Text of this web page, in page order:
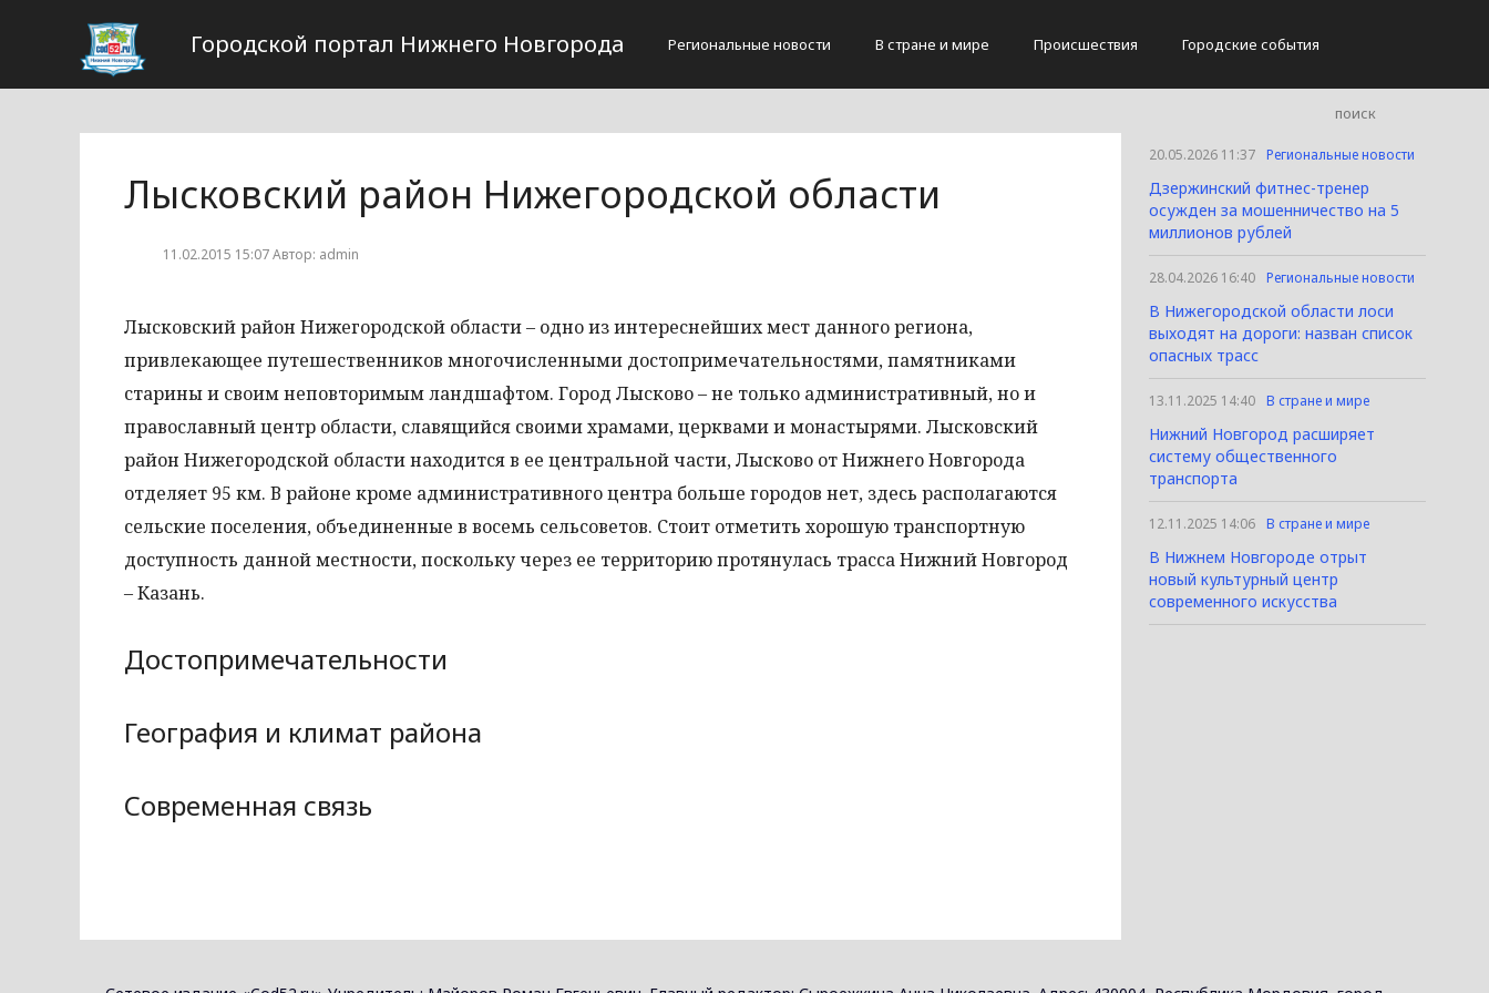
Городской портал Нижнего Новгорода Региональные новости В стране и мире Происшествия Городские события
Лысковский район Нижегородской области
11.02.2015 15:07 Автор: admin
Лысковский район Нижегородской области – одно из интереснейших мест данного региона,
привлекающее путешественников многочисленными достопримечательностями, памятниками
старины и своим неповторимым ландшафтом. Город Лысково – не только административный, но и
православный центр области, славящийся своими храмами, церквами и монастырями. Лысковский
район Нижегородской области находится в ее центральной части, Лысково от Нижнего Новгорода
отделяет 95 км. В районе кроме административного центра больше городов нет, здесь располагаются
сельские поселения, объединенные в восемь сельсоветов. Стоит отметить хорошую транспортную
доступность данной местности, поскольку через ее территорию протянулась трасса Нижний Новгород
– Казань.
Достопримечательности
География и климат района
Современная связь
20.05.2026 11:37 Региональные новости
Дзержинский фитнес-тренер
осужден за мошенничество на 5
миллионов рублей
28.04.2026 16:40 Региональные новости
В Нижегородской области лоси
выходят на дороги: назван список
опасных трасс
13.11.2025 14:40 В стране и мире
Нижний Новгород расширяет
систему общественного
транспорта
12.11.2025 14:06 В стране и мире
В Нижнем Новгороде отрыт
новый культурный центр
современного искусства